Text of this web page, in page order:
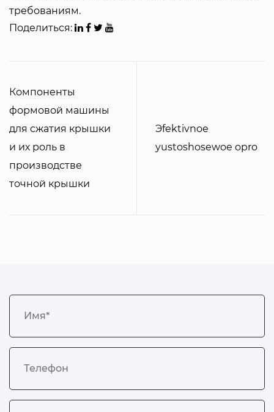
требованиям.
Поделиться:
Компоненты
формовой машины
для сжатия крышки
и их роль в
производстве
точной крышки
Эfektivnoe
yustoshosewoe opro